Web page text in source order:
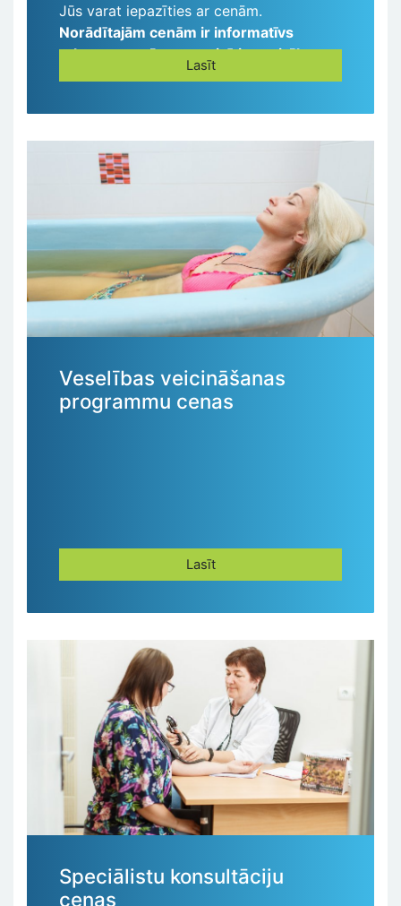
Jūs varat iepazīties ar cenām.
Norādītajām cenām ir informatīvs
raksturs un tās var mainīties vairākas
Lasīt
Veselības veicināšanas
programmu cenas
Lasīt
Speciālistu konsultāciju
cenas